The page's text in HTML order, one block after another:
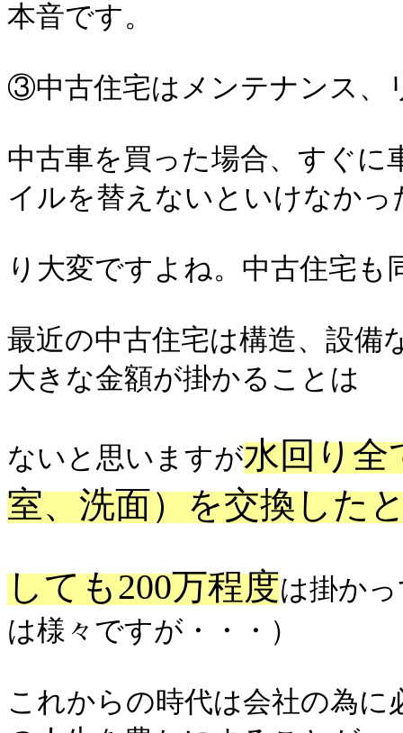
本音です。
③中古住宅はメンテナンス、
中古車を買った場合、すぐ
イルを替えないといけなかっ
り大変ですよね。中古住宅も
最近の中古住宅は構造、設備
大きな金額が掛かることは
ないと思いますが水回り全
室、洗面）を交換した
しても200万程度は掛か
は様々ですが・・・）
これからの時代は会社の為